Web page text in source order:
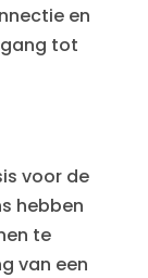
en
tot
voor de
hebben
te
van een